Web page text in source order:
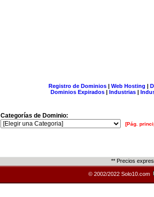
Registro de Dominios| Web Hosting |
Dominios Expirados | Industrias |
Categorías de Dominio:
[Pág.
** Precios
© 2002/2022 Solo10.com